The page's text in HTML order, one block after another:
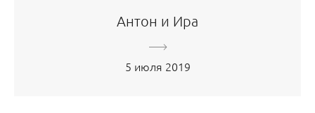
Антон и Ира
5 июля 2019